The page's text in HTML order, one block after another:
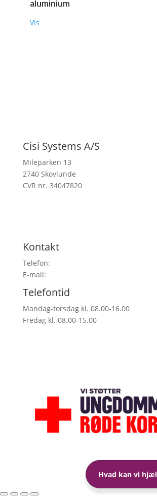
aluminium
Vis
Cisi Systems A/S
Mileparken 13
2740 Skovlunde
CVR nr. 34047820
Kontakt
Telefon:
E-mail:
Telefontid
Mandag-torsdag kl. 08.00-16.00
Fredag kl. 08.00-15.00
Hvad kan vi